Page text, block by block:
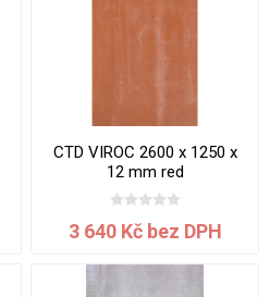
CTD VIROC 2600 x 1250 x
12 mm red
3 640 Kč bez DPH